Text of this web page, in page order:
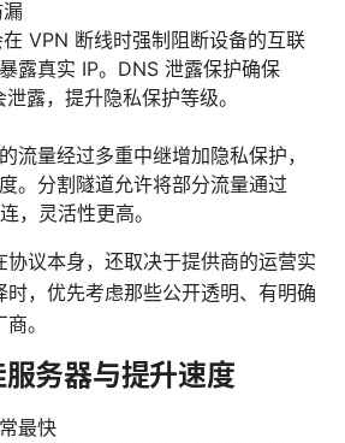
VPN 断线时强制阻断设备的互联
露真实 IP。DNS 泄露保护确保
露，提升隐私保护等级。
流量经过多重中继增加隐私保护，
。分割隧道允许将部分流量通过
，灵活性更高。
协议本身，还取决于提供商的运营实
时，优先考虑那些公开透明、有明确
。
务器与提升速度
最快